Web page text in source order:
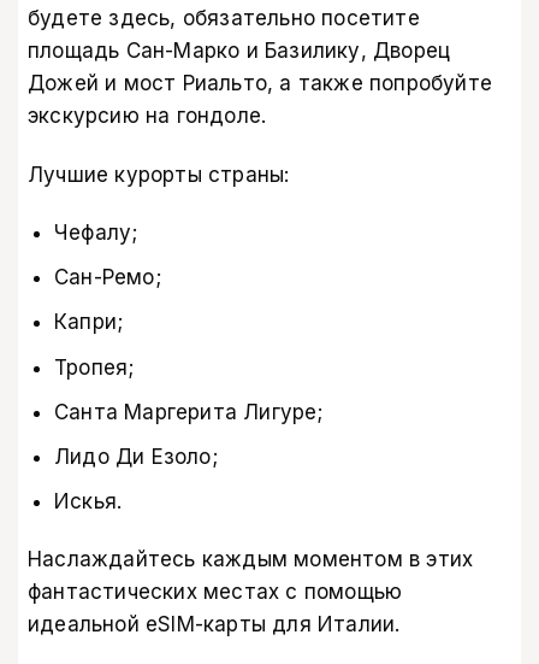
будете здесь, обязательно посетите
площадь Сан-Марко и Базилику, Дворец
Дожей и мост Риальто, а также попробуйте
экскурсию на гондоле.
Лучшие курорты страны:
Чефалу;
Сан-Ремо;
Капри;
Тропея;
Санта Маргерита Лигуре;
Лидо Ди Езоло;
Искья.
Наслаждайтесь каждым моментом в этих
фантастических местах с помощью
идеальной eSIM-карты для Италии.